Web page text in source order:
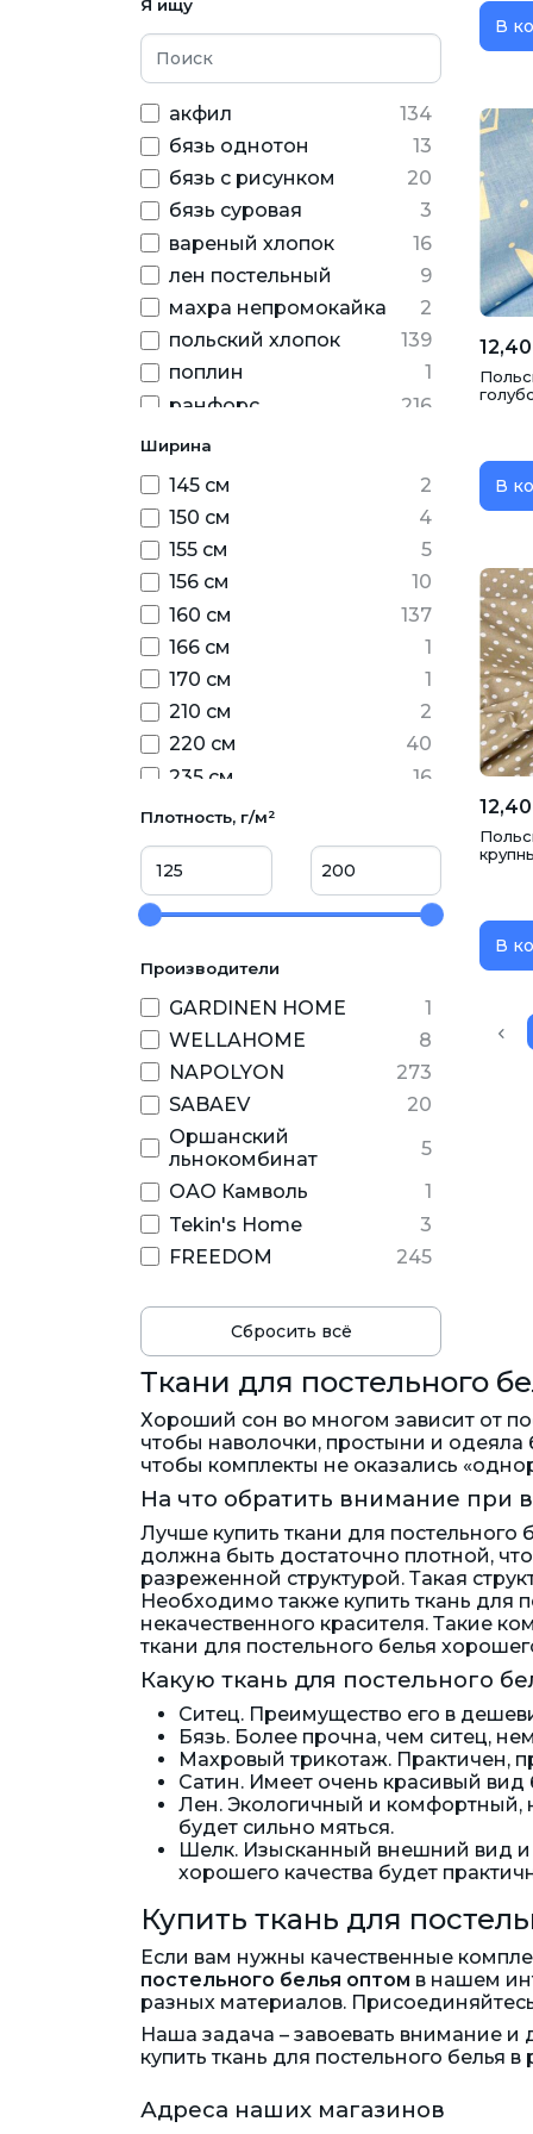
фуксия
хаки
5
черный
15
однотонный
перья
5
полоска
13
птицы
1
рисунок
88
Сердца
33
совы
9
супергерои
1
узор
1
флористический
45
Я ищу
акфил
134
бязь однотон
13
бязь с рисунком
20
бязь суровая
3
вареный хлопок
16
лен постельный
9
махра непромокайка
2
польский хлопок
139
поплин
1
ранфорс
216
Ширина
145 см
2
150 см
4
155 см
5
156 см
10
160 см
137
166 см
1
170 см
1
210 см
2
220 см
40
235 см
16
260 см
1
35 см
20
Плотность, г/м²
Производители
GARDINEN HOME
1
WELLAHOME
8
NAPOLYON
273
SABAEV
20
Оршанский
льнокомбинат
5
ОАО Камволь
1
Tekin's Home
3
FREEDOM
245
Сбросить всё
В
В
В
Ткани для постельного
Хороший сон во многом зависит от
чтобы наволочки, простыни и одеяла
чтобы комплекты не оказались
На что обратить внимание при
Лучше купить ткани для
должна быть достаточно плотной,
разреженной структурой. Такая
Необходимо также купить ткань для
некачественного красителя. Такие
ткани для постельного белья
Какую ткань для постельного
Ситец. Преимущество его в
Бязь. Более прочна, чем ситец,
Махровый трикотаж. Практичен,
Сатин. Имеет очень красивый
Лен. Экологичный и комфортный,
будет сильно мяться.
Шелк. Изысканный внешний вид и
хорошего качества будет
Купить ткань для
Если вам нужны качественные
постельного белья оптом в нашем
разных материалов.
Наша задача – завоевать внимание
купить ткань для постельного белья
Адреса наших магазинов